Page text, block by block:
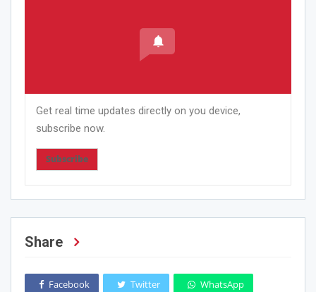
Get real time updates directly on you device,
subscribe now.
Subscribe
Share
Facebook Twitter WhatsApp